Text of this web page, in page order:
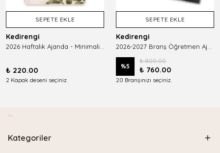
SEPETE EKLE
Kedirengi
₺ 220.00
2 Kapak deseni seçiniz.
SEPETE EKLE
Kedirengi
%5
₺ 800.00
₺ 760.00
20 Branşınızı seçiniz.
Kategoriler